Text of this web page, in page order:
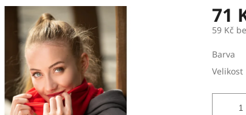
71
59 Kč
cena:
Barva
Velikost